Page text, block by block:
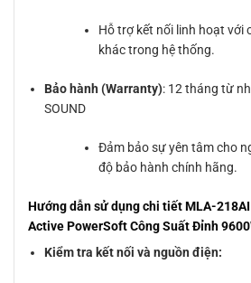
Hỗ trợ kết nối linh hoạt với
khác trong hệ thống.
Bảo hành (Warranty): 12 tháng từ
SOUND
Đảm bảo sự yên tâm cho
độ bảo hành chính hãng.
Hướng dẫn sử dụng chi tiết MLA-
Active PowerSoft Công Suất Đỉnh
Kiểm tra kết nối và nguồn điện: